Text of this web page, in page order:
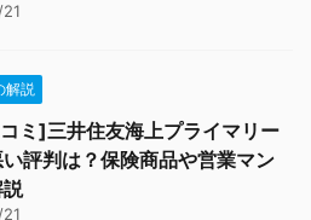
解説
ミ]三井住友海上プライマリー
評判は？保険商品や営業マン